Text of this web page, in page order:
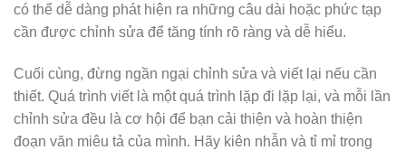
có thể dễ dàng phát hiện ra những câu dài hoặc phức tạp
cần được chỉnh sửa để tăng tính rõ ràng và dễ hiểu.
Cuối cùng, đừng ngần ngại chỉnh sửa và viết lại nếu cần
thiết. Quá trình viết là một quá trình lặp đi lặp lại, và mỗi lần
chỉnh sửa đều là cơ hội để bạn cải thiện và hoàn thiện
đoạn văn miêu tả của mình. Hãy kiên nhẫn và tỉ mỉ trong